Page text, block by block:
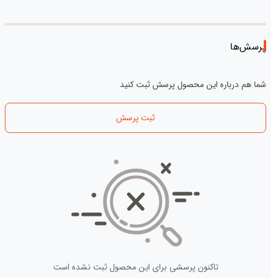
پرسش‌ها
شما هم درباره این محصول پرسش ثبت کنید
ثبت پرسش
تاکنون پرسشی برای این محصول ثبت نشده است